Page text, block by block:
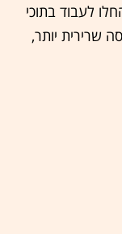
'ג'וליאן 5.2', וכבר החלו לעבוד בתוכי
גרסה שרירית יותר,